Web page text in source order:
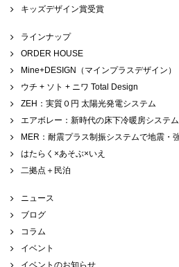
キッズデザイン賞受賞
ラインナップ
ORDER HOUSE
Mine+DESIGN（マインプラスデザイン）
ウチ + ソト + ニワ Total Design
ZEH：実質０円 太陽光発電システム
エアボレー：新時代の床下冷暖房システム
MER：耐震プラス制振システムで地震・
はたらく×あそぶ×いえ
二拠点＋民泊
ニュース
ブログ
コラム
イベント
イベントのお知らせ